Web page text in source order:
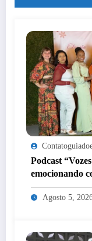
Podcast
emocionando
mulheres de
Agosto 5,